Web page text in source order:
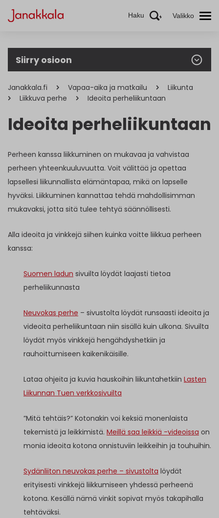
Haku Valikko
Siirry osioon
Janakkala.fi Vapaa-aika ja matkailu
Liikunta
Liikkuva perhe
Ideoita perheliikuntaan
Ideoita perheliikuntaan
Perheen kanssa liikkuminen on mukavaa ja vahvistaa
perheen yhteenkuuluvuutta. Voit välittää ja opettaa
lapsellesi liikunnallista elämäntapaa, mikä on lapselle
hyväksi. Liikkuminen kannattaa tehdä mahdollisimman
mukavaksi, jotta sitä tulee tehtyä säännöllisesti.
Alla ideoita ja vinkkejä siihen kuinka voitte liikkua perheen
kanssa:
Suomen ladun sivuilta löydät laajasti tietoa
perheliikunnasta
Neuvokas perhe – sivustolta löydät runsaasti ideoita ja
videoita perheliikuntaan niin sisällä kuin ulkona. Sivuilta
löydät myös vinkkejä hengähdyshetkiin ja
rauhoittumiseen kaikenikäisille.
Lataa ohjeita ja kuvia hauskoihin liikuntahetkiin Lasten
Liikunnan Tuen verkkosivuilta
”Mitä tehtäis?” Kotonakin voi keksiä monenlaista
tekemistä ja leikkimistä. Meillä saa leikkiä -videoissa on
monia ideoita kotona onnistuviin leikkeihin ja touhuihin.
Sydänliiton neuvokas perhe – sivustolta löydät
erityisesti vinkkejä liikkumiseen yhdessä perheenä
kotona. Kesällä nämä vinkit sopivat myös takapihalla
tehtäväksi.